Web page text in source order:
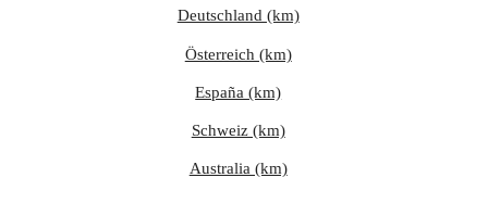
Deutschland (km)
Österreich (km)
España (km)
Schweiz (km)
Australia (km)